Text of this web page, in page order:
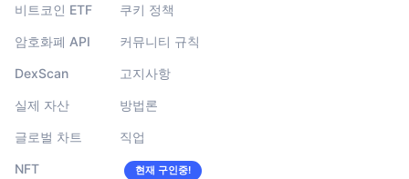
비트코인 ETF
암호화폐 API
DexScan
실제 자산
글로벌 차트
NFT
쿠키 정책
커뮤니티 규칙
고지사항
방법론
직업
현재 구인중!